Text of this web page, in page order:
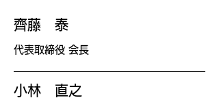
齊藤 泰
代表取締役 会長
小林 直之